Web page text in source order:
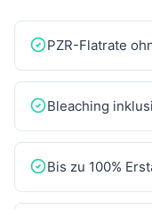
PZR-Flatrate
Bleaching
Bis zu 100%